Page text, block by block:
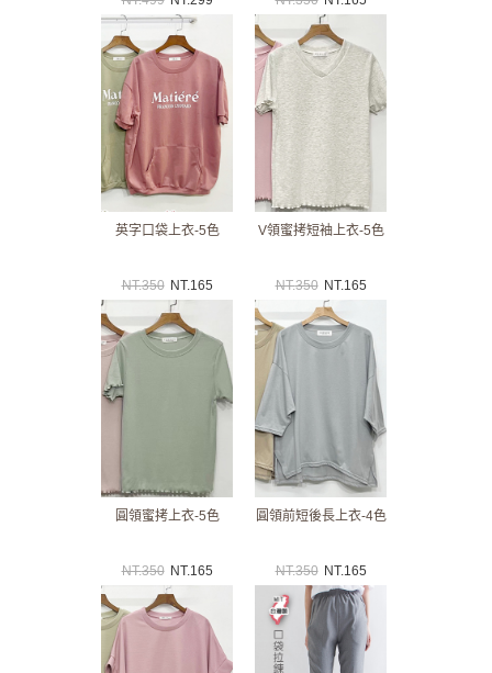
英字口袋上衣-5色
NT.350 NT. 165
V領蜜拷短袖上衣-5色
NT.350 NT. 165
圓領蜜拷上衣-5色
NT.350 NT. 165
圓領前短後長上衣-4色
NT.350 NT. 165